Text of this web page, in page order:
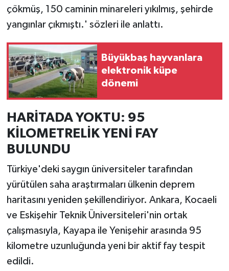
çökmüş, 150 caminin minareleri yıkılmış, şehirde
yangınlar çıkmıştı.' sözleri ile anlattı.
Büyükbaş hayvanlara
elektronik küpe
dönemi
HARİTADA YOKTU: 95
KİLOMETRELİK YENİ FAY
BULUNDU
Türkiye'deki saygın üniversiteler tarafından
yürütülen saha araştırmaları ülkenin deprem
haritasını yeniden şekillendiriyor. Ankara, Kocaeli
ve Eskişehir Teknik Üniversiteleri'nin ortak
çalışmasıyla, Kayapa ile Yenişehir arasında 95
kilometre uzunluğunda yeni bir aktif fay tespit
edildi.